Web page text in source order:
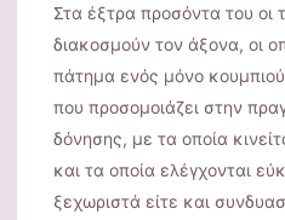
Στα έξτρα προσόντα του οι
διακοσμούν τον άξονα, οι
πάτημα ενός μόνο
που προσομοιάζει στην
δόνησης, με τα οποία
και τα οποία ελέγχονται
ξεχωριστά είτε και